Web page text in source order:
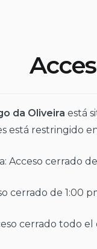
da Oliveira está
está restringido
Acceso cerrado
cerrado de 1:00
cerrado todo